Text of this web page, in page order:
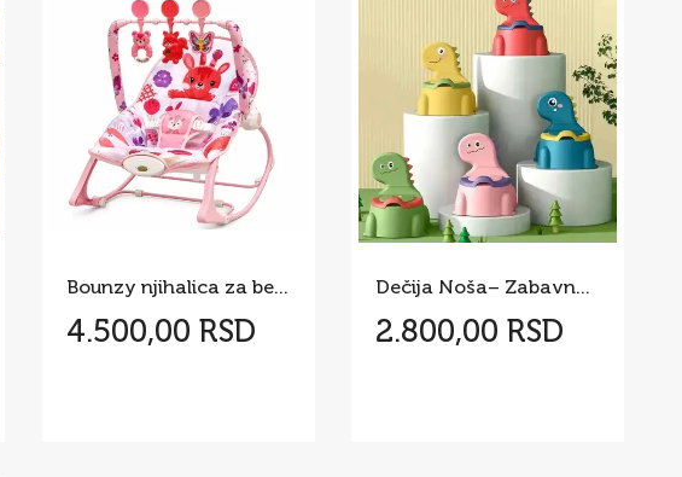
Bounzy njihalica za bebe
4.500,00 RSD
Dečija Noša– Zabavno Odvikavanje od Pelena
2.800,00 RSD